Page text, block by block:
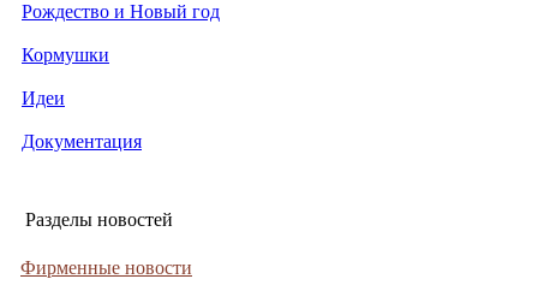
Рождество и Новый год
Кормушки
Идеи
Документация
Разделы новостей
Фирменные новости